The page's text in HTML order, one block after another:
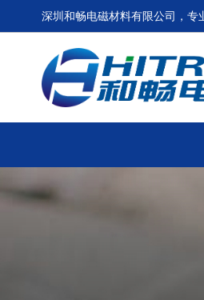
深圳和畅电磁材料有限公司，专